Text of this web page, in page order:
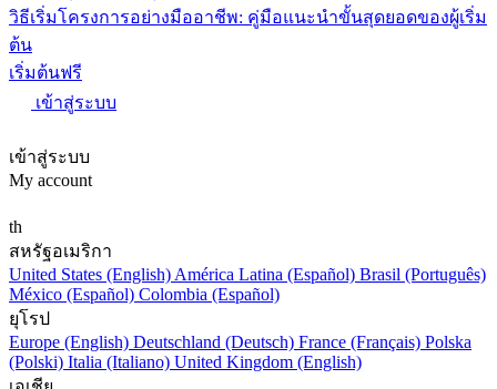
วิธีเริ่มโครงการอย่างมืออาชีพ: คู่มือแนะนำขั้นสุดยอดของผู้เริ่ม
ต้น
เริ่มต้นฟรี
เข้าสู่ระบบ
เข้าสู่ระบบ
My account
th
สหรัฐอเมริกา
United States (English) América Latina (Español) Brasil (Português)
México (Español) Colombia (Español)
ยุโรป
Europe (English) Deutschland (Deutsch) France (Français) Polska
(Polski) Italia (Italiano) United Kingdom (English)